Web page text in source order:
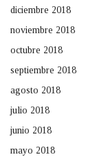
diciembre 2018
noviembre 2018
octubre 2018
septiembre 2018
agosto 2018
julio 2018
junio 2018
mayo 2018